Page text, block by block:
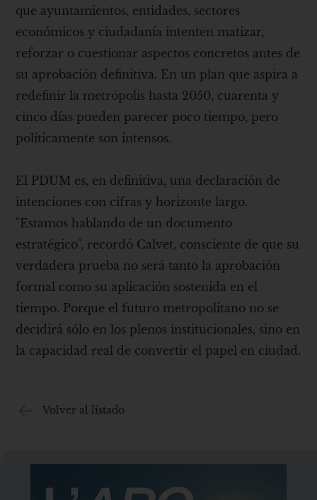
que ayuntamientos, entidades, sectores
económicos y ciudadanía intenten matizar,
reforzar o cuestionar aspectos concretos antes de
su aprobación definitiva. En un plan que aspira a
redefinir la metrópolis hasta 2050, cuarenta y
cinco días pueden parecer poco tiempo, pero
políticamente son intensos.
El PDUM es, en definitiva, una declaración de
intenciones con cifras y horizonte largo.
"Estamos hablando de un documento
estratégico", recordó Calvet, consciente de que su
verdadera prueba no será tanto la aprobación
formal como su aplicación sostenida en el
tiempo. Porque el futuro metropolitano no se
decidirá sólo en los plenos institucionales, sino en
la capacidad real de convertir el papel en ciudad.
Volver al listado